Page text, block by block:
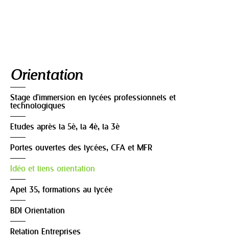
Orientation
Stage d'immersion en lycées professionnels et
technologiques
Etudes après la 5è, la 4è, la 3è
Portes ouvertes des lycées, CFA et MFR
Idéo et liens orientation
Apel 35, formations au lycée
BDI Orientation
Relation Entreprises